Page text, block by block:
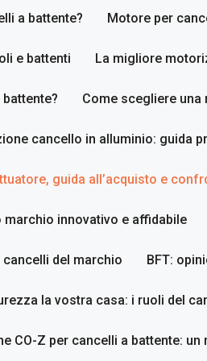
a battente? Motore per
e battenti La migliore
Come scegliere
cancello in alluminio: guida
guida all’acquisto e
innovativo e affidabile
del marchio BFT:
la vostra casa: i ruoli del
CO-Z per cancelli a battente: